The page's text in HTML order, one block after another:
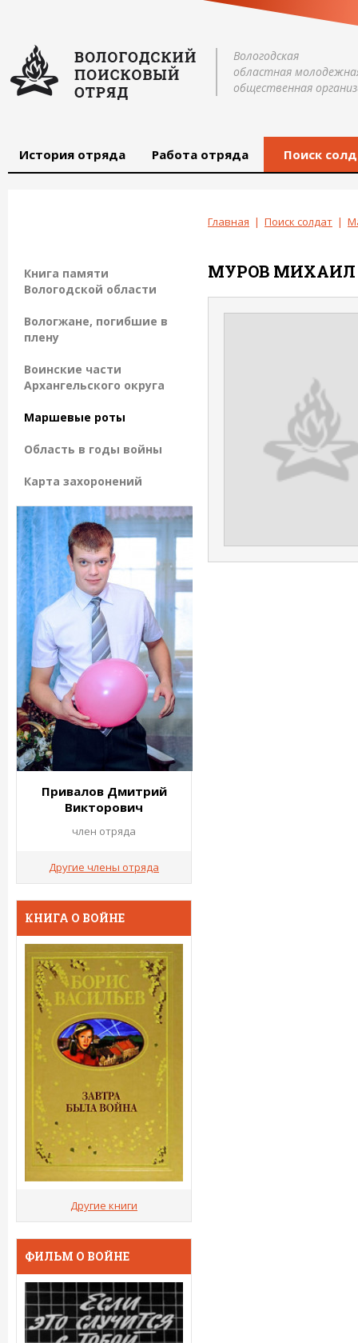
Вологодская
областная
общественная
История отряда Работа отряда Поиск
Главная | Поиск солдат |
МУРОВ МИХАИЛ
Книга памяти
Вологодской области
Вологжане, погибшие в
плену
Воинские части
Архангельского округа
Маршевые роты
Область в годы войны
Карта захоронений
Привалов Дмитрий
Викторович
член отряда
Другие члены отряда
КНИГА О ВОЙНЕ
Другие книги
ФИЛЬМ О ВОЙНЕ